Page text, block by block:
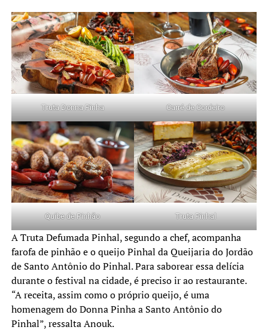
Truta Donna Pinha Carré de Cordeiro
Quibe de Pinhão Truta Pinhal
A Truta Defumada Pinhal, segundo a chef, acompanha
farofa de pinhão e o queijo Pinhal da Queijaria do Jordão
de Santo Antônio do Pinhal. Para saborear essa delícia
durante o festival na cidade, é preciso ir ao restaurante.
“A receita, assim como o próprio queijo, é uma
homenagem do Donna Pinha a Santo Antônio do
Pinhal”, ressalta Anouk.